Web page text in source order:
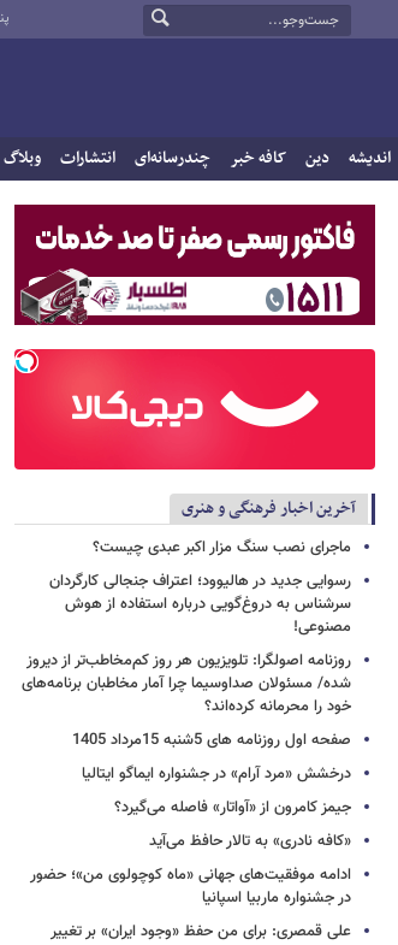
اندیشه دین کافه خبر چندرسانه‌ای انتشارات وبلاگ
آخرین اخبار فرهنگی و هنری
ماجرای نصب سنگ مزار اکبر عبدی چیست؟
رسوایی جدید در هالیوود؛ اعتراف جنجالی کارگردان
سرشناس به دروغ‌گویی درباره استفاده از هوش
مصنوعی!
روزنامه اصولگرا: تلویزیون هر روز کم‌مخاطب‌تر از دیروز
شده/ مسئولان صداوسیما چرا آمار مخاطبان برنامه‌های
خود را محرمانه کرده‌اند؟
صفحه اول روزنامه های 5شنبه 15مرداد 1405
درخشش «مرد آرام» در جشنواره ایماگو ایتالیا
جیمز کامرون از «آواتار» فاصله می‌گیرد؟
«کافه نادری» به تالار حافظ می‌آید
ادامه موفقیت‌های جهانی «ماه کوچولوی من»؛ حضور
در جشنواره ماربیا اسپانیا
علی قمصری: برای من حفظ «وجود ایران» بر تغییر